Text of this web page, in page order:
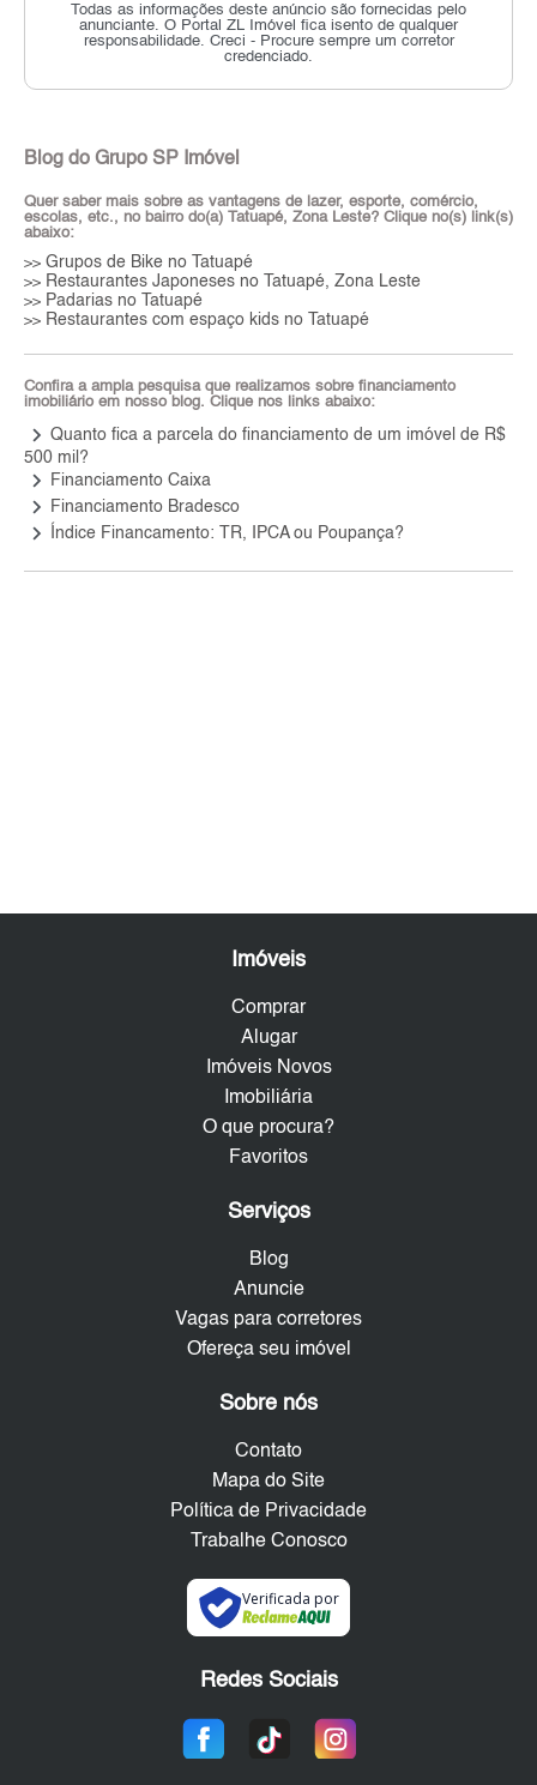
Todas as informações deste anúncio são fornecidas pelo
anunciante. O Portal ZL Imóvel fica isento de qualquer
responsabilidade. Creci - Procure sempre um corretor
credenciado.
Blog do Grupo SP Imóvel
Quer saber mais sobre as vantagens de lazer, esporte, comércio,
escolas, etc., no bairro do(a) Tatuapé, Zona Leste? Clique no(s) link(s)
abaixo:
>> Grupos de Bike no Tatuapé
>> Restaurantes Japoneses no Tatuapé, Zona Leste
>> Padarias no Tatuapé
>> Restaurantes com espaço kids no Tatuapé
Confira a ampla pesquisa que realizamos sobre financiamento
imobiliário em nosso blog. Clique nos links abaixo:
keyboard_arrow_right Quanto fica a parcela do financiamento de um imóvel de R$
500 mil?
keyboard_arrow_right Financiamento Caixa
keyboard_arrow_right Financiamento Bradesco
keyboard_arrow_right Índice Financamento: TR, IPCA ou Poupança?
Imóveis
Comprar
Alugar
Imóveis Novos
Imobiliária
O que procura?
Favoritos
Serviços
Blog
Anuncie
Vagas para corretores
Ofereça seu imóvel
Sobre nós
Contato
Mapa do Site
Política de Privacidade
Trabalhe Conosco
Verificada por
Redes Sociais